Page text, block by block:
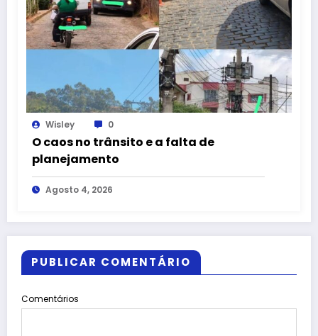
Wisley 0
O caos no trânsito e a falta de
planejamento
Agosto 4, 2026
PUBLICAR COMENTÁRIO
Comentários